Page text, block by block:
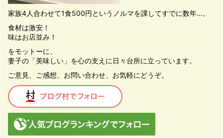
家族4人合わせて1食500円というノルマを課してすでに数年…。
食材は激安！
味はお店並み！
をモットーに、
妻子の「美味しい」を心の支えに日々台所に立っています。
ご意見、ご感想、お問い合わせ、お気軽にどうぞ。